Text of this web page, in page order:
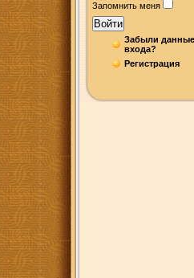
Запомнить меня
Войти
Забыли данные
входа?
Регистрация